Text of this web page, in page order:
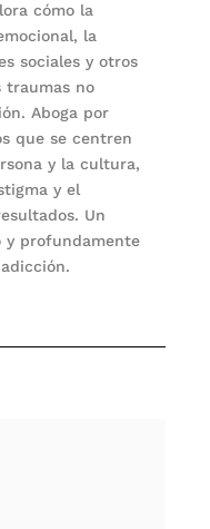
cómo la
la
sociales y otros
traumas no
Aboga por
que se centren
y la cultura,
y el
Un
y profundamente